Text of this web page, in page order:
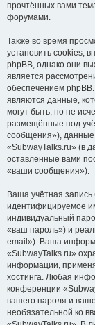
прочтённых вами
форумами.
Также во время
установить cookies,
phpBB, однако они
является
обеспечением
являются данные,
могут быть, но не
размещённые под
сообщения»),
«SubwayTalks.ru» (в
оставленные вами
«ваши сообщения»).
Ваша учётная
идентифицируемое
индивидуальный
«ваш пароль») и
email»). Ваша
«SubwayTalks.ru»
информации,
хостинга. Любая
конференции
вашего пароля и
необязательной ко